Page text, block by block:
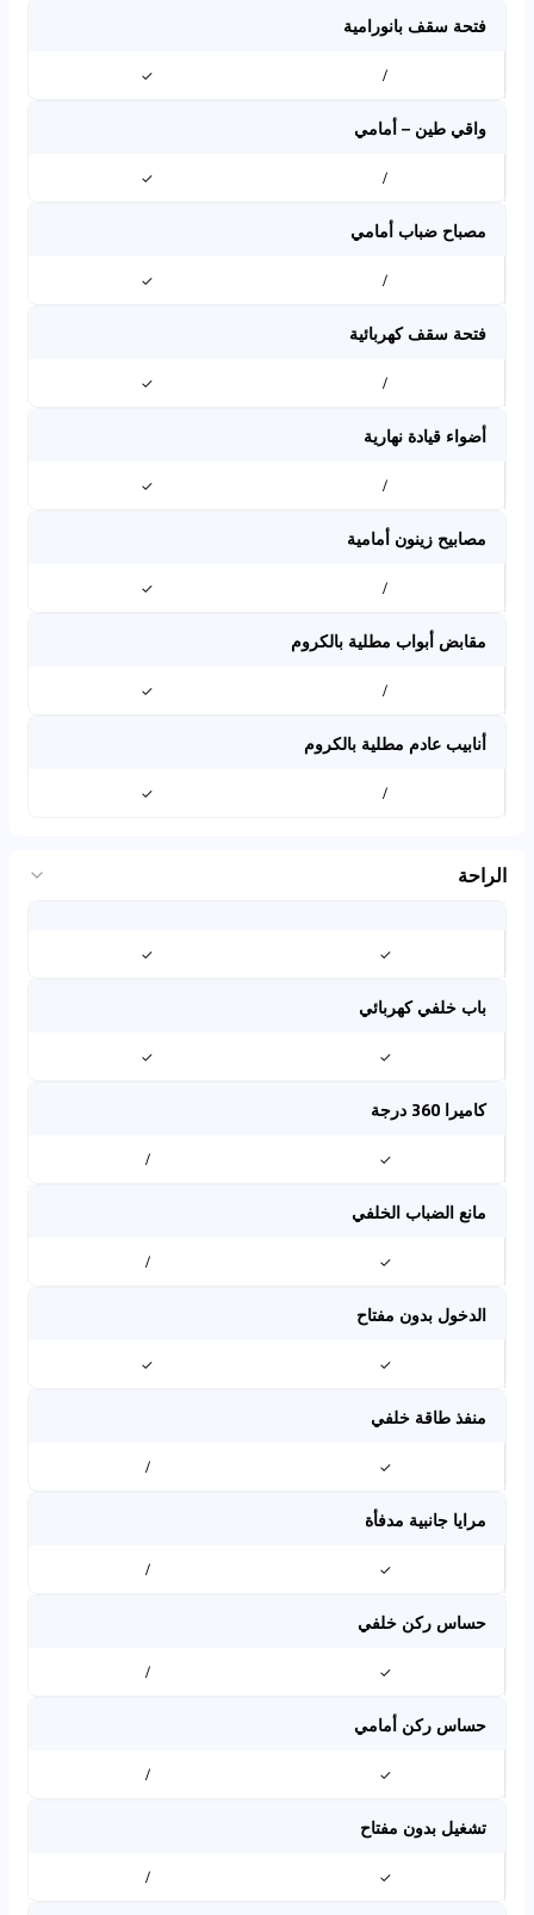
فتحة سقف بانورامية
/
✓
واقي طين – أمامي
/
✓
مصباح ضباب أمامي
/
✓
فتحة سقف كهربائية
/
✓
أضواء قيادة نهارية
/
✓
مصابيح زينون أمامية
/
✓
مقابض أبواب مطلية بالكروم
/
✓
أنابيب عادم مطلية بالكروم
/
✓
الراحة
✓
✓
باب خلفي كهربائي
✓
✓
كاميرا 360 درجة
✓
/
مانع الضباب الخلفي
✓
/
الدخول بدون مفتاح
✓
✓
منفذ طاقة خلفي
✓
/
مرايا جانبية مدفأة
✓
/
حساس ركن خلفي
✓
/
حساس ركن أمامي
✓
/
تشغيل بدون مفتاح
✓
/